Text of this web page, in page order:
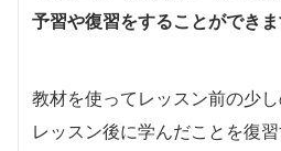
予習や復習をすることができま
教材を使ってレッスン前の少し
レッスン後に学んだことを復